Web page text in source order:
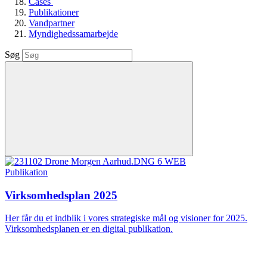
Publikationer
Vandpartner
Myndighedssamarbejde
Søg
Publikation
Virksomhedsplan 2025
Her får du et indblik i vores strategiske mål og visioner for 2025.
Virksomhedsplanen er en digital publikation.